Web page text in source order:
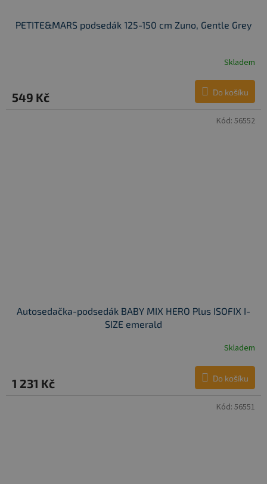
PETITE&MARS podsedák 125-150 cm Zuno, Gentle Grey
Skladem
549 Kč Do košíku
Autosedačka-podsedák BABY MIX HERO Plus ISOFIX I-
SIZE emerald
Skladem
1 231 Kč Do košíku
Kód: 56552
Kód: 56551